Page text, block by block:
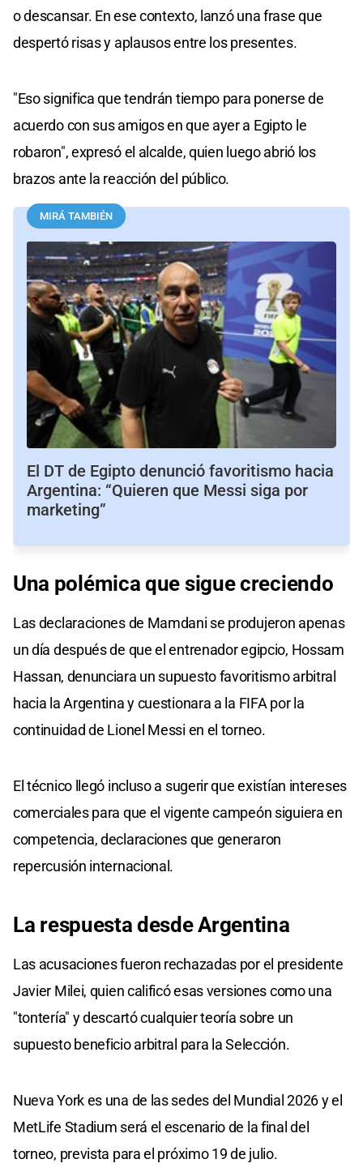
o descansar. En ese contexto, lanzó una frase que
despertó risas y aplausos entre los presentes.
"Eso significa que tendrán tiempo para ponerse de
acuerdo con sus amigos en que ayer a Egipto le
robaron", expresó el alcalde, quien luego abrió los
brazos ante la reacción del público.
MIRÁ TAMBIÉN
El DT de Egipto denunció favoritismo hacia
Argentina: “Quieren que Messi siga por
marketing”
Una polémica que sigue creciendo
Las declaraciones de Mamdani se produjeron apenas
un día después de que el entrenador egipcio, Hossam
Hassan, denunciara un supuesto favoritismo arbitral
hacia la Argentina y cuestionara a la FIFA por la
continuidad de Lionel Messi en el torneo.
El técnico llegó incluso a sugerir que existían intereses
comerciales para que el vigente campeón siguiera en
competencia, declaraciones que generaron
repercusión internacional.
La respuesta desde Argentina
Las acusaciones fueron rechazadas por el presidente
Javier Milei, quien calificó esas versiones como una
"tontería" y descartó cualquier teoría sobre un
supuesto beneficio arbitral para la Selección.
Nueva York es una de las sedes del Mundial 2026 y el
MetLife Stadium será el escenario de la final del
torneo, prevista para el próximo 19 de julio.